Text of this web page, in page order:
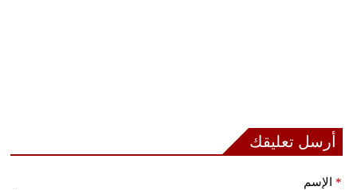
أرسل تعليقك
الإسم *